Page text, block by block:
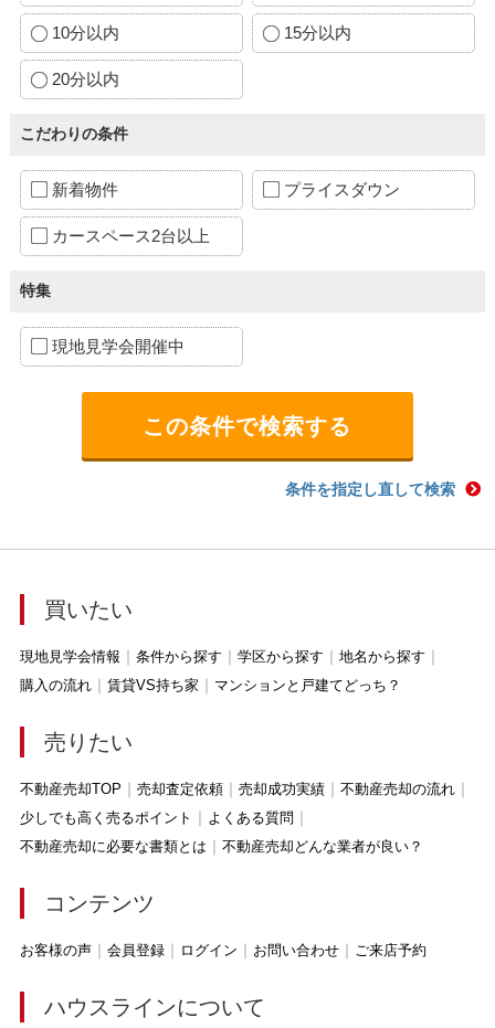
10分以内 15分以内
20分以内
こだわりの条件
新着物件 プライスダウン
カースペース2台以上
特集
現地見学会開催中
条件を指定し直して検索
買いたい
現地見学会情報 条件から探す 学区から探す
地名から探す
購入の流れ
賃貸VS持ち家 マンションと戸建てどっち？
売りたい
不動産売却TOP 売却査定依頼 売却成功実績
不動産売却の流れ
少しでも高く売るポイント
よくある質問
不動産売却に必要な書類とは
不動産売却どんな業者が良い？
コンテンツ
お客様の声 会員登録 ログイン お問い合わせ ご来店予約
ハウスラインについて